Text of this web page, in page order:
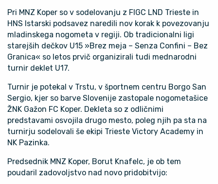
Pri MNZ Koper so v sodelovanju z FIGC LND Trieste in
HNS Istarski podsavez naredili nov korak k povezovanju
mladinskega nogometa v regiji. Ob tradicionalni ligi
starejših dečkov U15 »Brez meja – Senza Confini – Bez
Granica« so letos prvič organizirali tudi mednarodni
turnir deklet U17.
Turnir je potekal v Trstu, v športnem centru Borgo San
Sergio, kjer so barve Slovenije zastopale nogometašice
ŽNK Gažon FC Koper. Dekleta so z odličnimi
predstavami osvojila drugo mesto, poleg njih pa sta na
turnirju sodelovali še ekipi Trieste Victory Academy in
NK Pazinka.
Predsednik MNZ Koper, Borut Knafelc, je ob tem
poudaril zadovoljstvo nad novo pridobitvijo: